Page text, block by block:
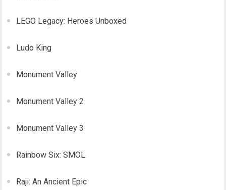
LEGO Legacy: Heroes Unboxed
Ludo King
Monument Valley
Monument Valley 2
Monument Valley 3
Rainbow Six: SMOL
Raji: An Ancient Epic